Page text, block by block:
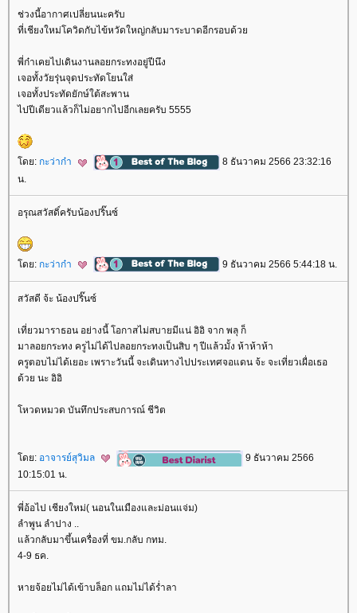
ช่วงนี้อากาศเปลี่ยนนะครับ
ที่เชียงใหม่โควิดกับไข้หวัดใหญ่กลับมาระบาดอีกรอบด้ว
พี่ก๋าเคยไปเดินงานลอยกระทงอยู่ปีนึง
เจอทั้งวัยรุ่นจุดประทัดโยนใส่
เจอทั้งประทัดยักษ์ใต้สะพาน
ไปปีเดียวแล้วก็ไม่อยากไปอีกเลยครับ 5555
ดย: กะว่าก๋า
8 ธันวาคม 2566 23:32:16
น.
อรุณสวัสดิ์ครับน้องปริ๊นซ์
ดย: กะว่าก๋า 9 ธันวาคม 2566 5:44:18 น.
สวัสดี จ้ะ น้องปริ๊นซ์
เที่ยวมาราธอน อย่างนี้ โอกาสไม่สบายมีแน่ อิอิ จาก พลุ ก็
มาลอยกระทง ครูไม่ได้ไปลอยกระทงเป็นสิบ ๆ ปีแล้วมั้ง ห้าห้าห้า
ครูตอบไม่ได้เยอะ เพราะวันนี้ จะเดินทางไปประเทศจอแดน จ้ะ จะเที่ยวเผื่อเธอ
ด้วย นะ อิอิ
หวดหมวด บันทึกประสบการณ์ ชีวิต
ดย: อาจารย์สุวิมล
9 ธันวาคม 2566
10:15:01 น.
พี่อ้อไป เชียงใหม่( นอนในเมืองและม่อนแจ่ม)
ลำพูน ลำปาง ..
ล้วกลับมาขึ้นเครื่องที่ ขม.กลับ กทม.
4-9 ธค.
หายจ้อยไม่ได้เข้าบล็อก แถมไม่ได้ร่ำลา